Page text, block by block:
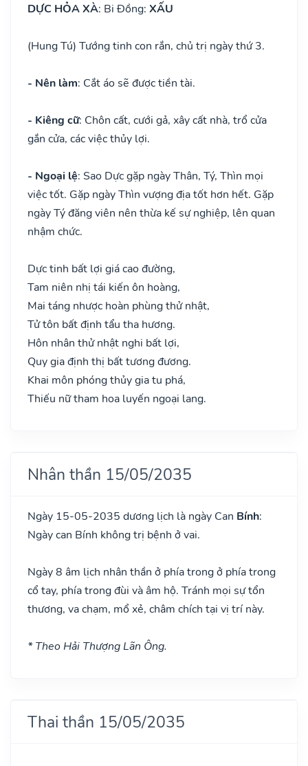
DỰC HỎA XÀ: Bi Đồng: XẤU
(Hung Tú) Tướng tinh con rắn, chủ trị ngày thứ 3.
- Nên làm: Cắt áo sẽ được tiền tài.
- Kiêng cữ: Chôn cất, cưới gả, xây cất nhà, trổ cửa
gắn cửa, các việc thủy lợi.
- Ngoại lệ: Sao Dực gặp ngày Thân, Tý, Thìn mọi
việc tốt. Gặp ngày Thìn vượng địa tốt hơn hết. Gặp
ngày Tý đăng viên nên thừa kế sự nghiệp, lên quan
nhậm chức.
Dực tinh bất lợi giá cao đường,
Tam niên nhị tái kiến ôn hoàng,
Mai táng nhược hoàn phùng thử nhật,
Tử tôn bất định tẩu tha hương.
Hôn nhân thử nhật nghi bất lợi,
Quy gia định thị bất tương đương.
Khai môn phóng thủy gia tu phá,
Thiếu nữ tham hoa luyến ngoại lang.
Nhân thần 15/05/2035
Ngày 15-05-2035 dương lịch là ngày Can Bính:
Ngày can Bính không trị bệnh ở vai.
Ngày 8 âm lịch nhân thần ở phía trong ở phía trong
cổ tay, phía trong đùi và âm hộ. Tránh mọi sự tổn
thương, va chạm, mổ xẻ, châm chích tại vị trí này.
* Theo Hải Thượng Lãn Ông.
Thai thần 15/05/2035